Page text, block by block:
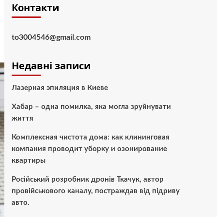
Контакти
to3004546@gmail.com
Недавні записи
Лазерная эпиляция в Киеве
Хабар – одна помилка, яка могла зруйнувати
життя
Комплексная чистота дома: как клининговая
компания проводит уборку и озонирование
квартиры
Російський розробник дронів Ткачук, автор
провійськового каналу, постраждав від підриву
авто.